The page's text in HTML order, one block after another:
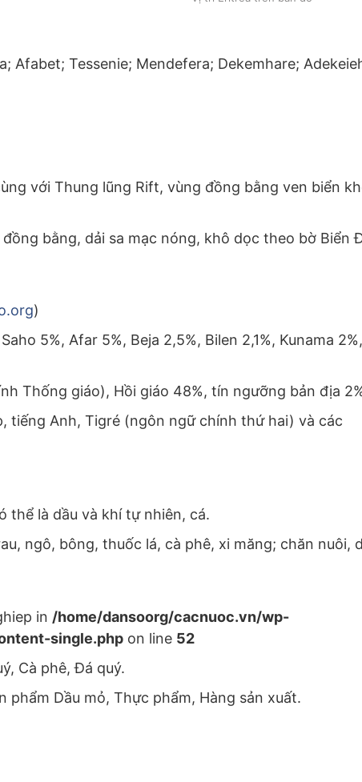
Afabet; Tessenie; Mendefera; Dekemhare;
với Thung lũng Rift, vùng đồng bằng ven biển
bằng, dải sa mạc nóng, khô dọc theo bờ Biển
)
5%, Afar 5%, Beja 2,5%, Bilen 2,1%, Kunama 2%,
Thống giáo), Hồi giáo 48%, tín ngưỡng bản địa
tiếng Anh, Tigré (ngôn ngữ chính thứ hai) và các
thể là dầu và khí tự nhiên, cá.
ngô, bông, thuốc lá, cà phê, xi măng; chăn nuôi,
in /home/dansoorg/cacnuoc.vn/wp-
single.php on line 52
Cà phê, Đá quý.
phẩm Dầu mỏ, Thực phẩm, Hàng sản xuất.